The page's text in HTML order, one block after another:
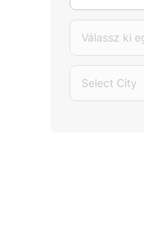
Válassz ki
Select City